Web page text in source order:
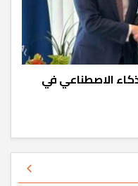
الاصطناعي في